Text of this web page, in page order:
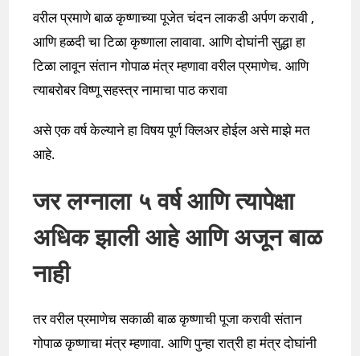
वरील प्रमाणे बाळ कृष्णाच्या पूजेत चंदन लाकडी अर्पण करावी ,
आणि हळदी चा टिळा कृष्णाला लावावा. आणि दोघांनी सुद्धा हा
टिळा लावून संतान गोपाळ मंत्र म्हणावा वरील प्रमाणेच. आणि
त्याबरोबर विष्णू सहस्त्र नामाचा पाठ करावा
असे एक वर्ष केल्याने हा विषय पूर्ण क्लिअर होईल असे माझे मत
आहे.
जर लग्नाला ५ वर्ष आणि त्यापेक्षा
अधिक झाली आहे आणि अजून बाळ
नाही
तर वरील प्रमाणेच सकाळी बाळ कृष्णाची पूजा करावी संतान
गोपाळ कृष्णाचा मंत्र म्हणावा. आणि पुन्हा रात्री हा मंत्र दोघांनी